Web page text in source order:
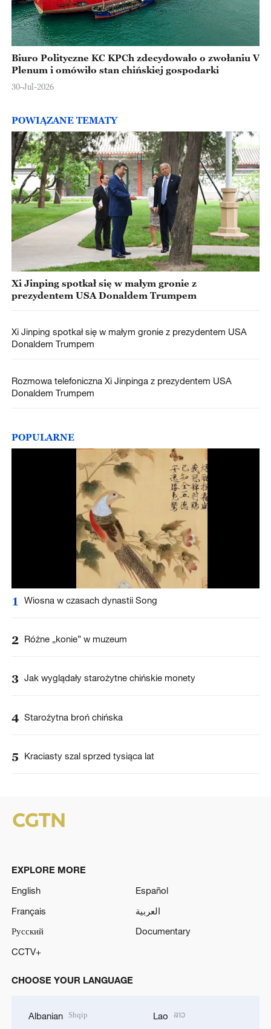
Biuro Polityczne KC KPCh zdecydowało o zwołaniu V
Plenum i omówiło stan chińskiej gospodarki
30-Jul-2026
POWIĄZANE TEMATY
Xi Jinping spotkał się w małym gronie z
prezydentem USA Donaldem Trumpem
Xi Jinping spotkał się w małym gronie z prezydentem USA
Donaldem Trumpem
Rozmowa telefoniczna Xi Jinpinga z prezydentem USA
Donaldem Trumpem
POPULARNE
1 Wiosna w czasach dynastii Song
2 Różne „konie” w muzeum
3 Jak wyglądały starożytne chińskie monety
4 Starożytna broń chińska
5 Kraciasty szal sprzed tysiąca lat
EXPLORE MORE
English
Español
Français
العربية
Русский
Documentary
CCTV+
CHOOSE YOUR LANGUAGE
Albanian Shqip Lao ລາວ